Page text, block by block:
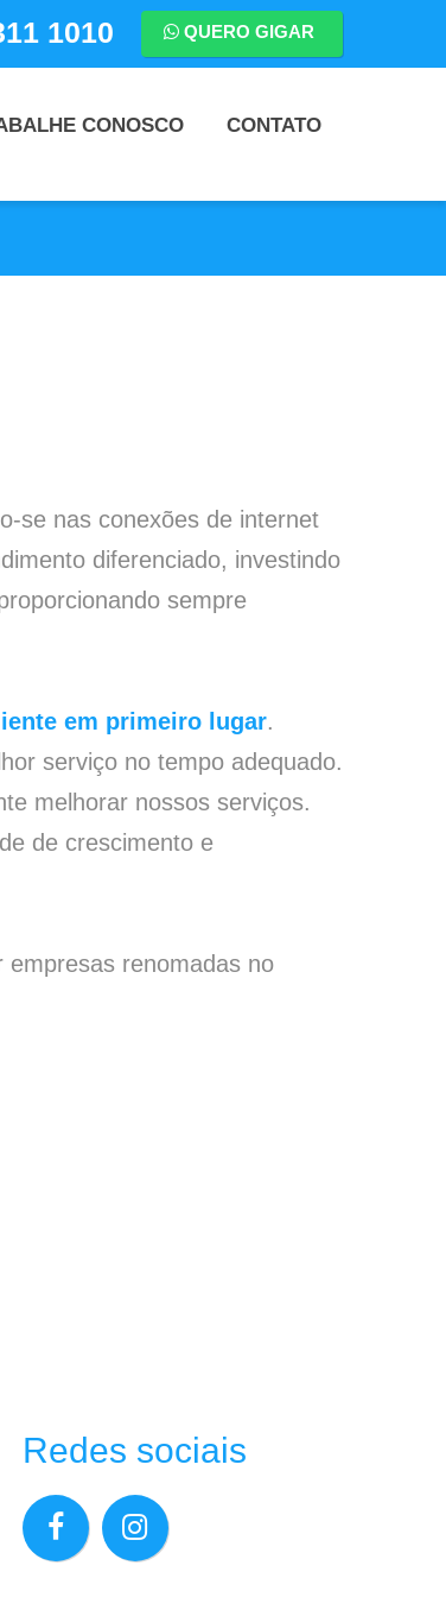
1010 QUERO GIGAR
CONOSCO CONTATO
se nas conexões de internet
diferenciado, investindo
sempre
em primeiro lugar.
serviço no tempo adequado.
melhorar nossos serviços.
de crescimento e
empresas renomadas no
Redes sociais